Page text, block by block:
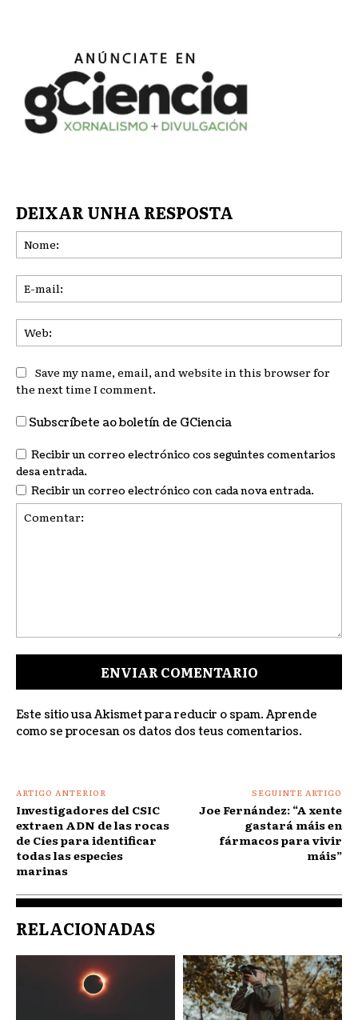
DEIXAR UNHA RESPOSTA
Save my name, email, and website in this browser for
the next time I comment.
Subscríbete ao boletín de GCiencia
Recibir un correo electrónico cos seguintes comentarios
desa entrada.
Recibir un correo electrónico con cada nova entrada.
Este sitio usa Akismet para reducir o spam. Aprende
como se procesan os datos dos teus comentarios.
ARTIGO ANTERIOR
Investigadores del CSIC
extraen ADN de las rocas
de Cíes para identificar
todas las especies
marinas
SEGUINTE ARTIGO
Joe Fernández: “A xente
gastará máis en
fármacos para vivir
máis”
RELACIONADAS